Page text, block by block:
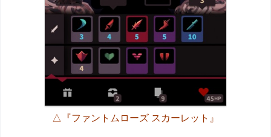
△『ファントムローズ スカーレット』